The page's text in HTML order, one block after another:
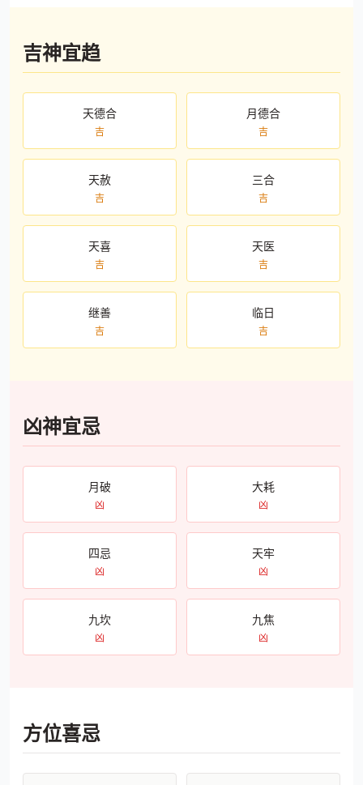
吉神宜趋
天德合
吉
月德合
吉
天赦
吉
三合
吉
天喜
吉
天医
吉
继善
吉
临日
吉
凶神宜忌
月破
凶
大耗
凶
四忌
凶
天牢
凶
九坎
凶
九焦
凶
方位喜忌